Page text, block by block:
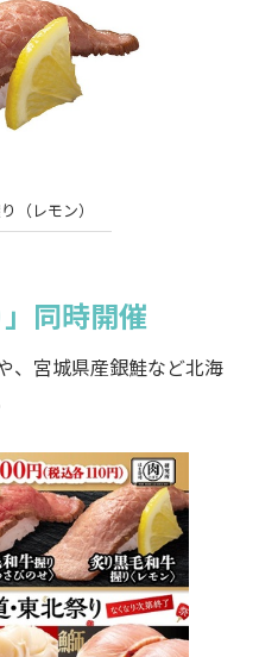
（レモン）
」同時開催
、宮城県産銀鮭など北海